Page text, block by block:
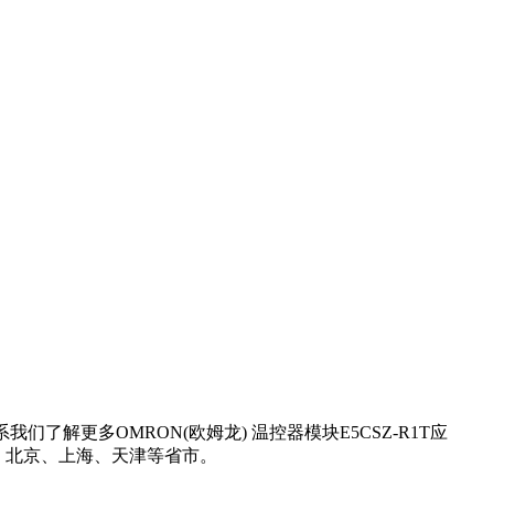
们了解更多OMRON(欧姆龙) 温控器模块E5CSZ-R1T应
京、上海、天津等省市。